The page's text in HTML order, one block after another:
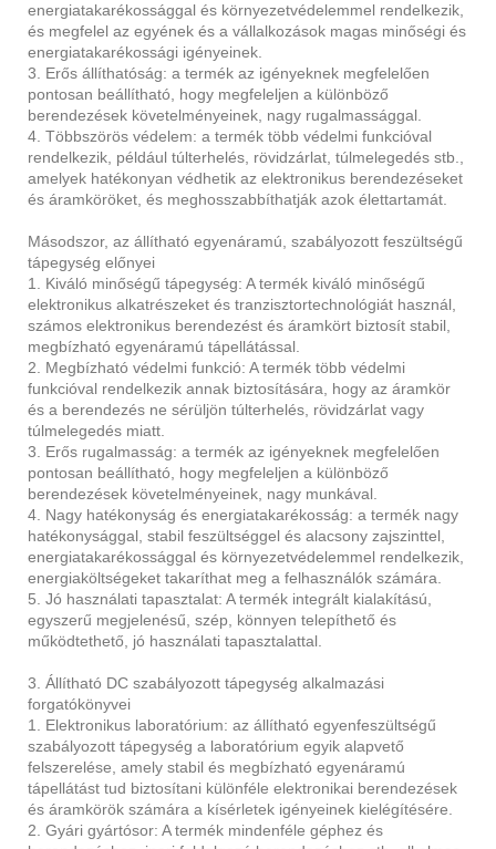
energiatakarékossággal és környezetvédelemmel rendelkezik,
és megfelel az egyének és a vállalkozások magas minőségi és
energiatakarékossági igényeinek.
3. Erős állíthatóság: a termék az igényeknek megfelelően
pontosan beállítható, hogy megfeleljen a különböző
berendezések követelményeinek, nagy rugalmassággal.
4. Többszörös védelem: a termék több védelmi funkcióval
rendelkezik, például túlterhelés, rövidzárlat, túlmelegedés stb.,
amelyek hatékonyan védhetik az elektronikus berendezéseket
és áramköröket, és meghosszabbíthatják azok élettartamát.
Másodszor, az állítható egyenáramú, szabályozott feszültségű
tápegység előnyei
1. Kiváló minőségű tápegység: A termék kiváló minőségű
elektronikus alkatrészeket és tranzisztortechnológiát használ,
számos elektronikus berendezést és áramkört biztosít stabil,
megbízható egyenáramú tápellátással.
2. Megbízható védelmi funkció: A termék több védelmi
funkcióval rendelkezik annak biztosítására, hogy az áramkör
és a berendezés ne sérüljön túlterhelés, rövidzárlat vagy
túlmelegedés miatt.
3. Erős rugalmasság: a termék az igényeknek megfelelően
pontosan beállítható, hogy megfeleljen a különböző
berendezések követelményeinek, nagy munkával.
4. Nagy hatékonyság és energiatakarékosság: a termék nagy
hatékonysággal, stabil feszültséggel és alacsony zajszinttel,
energiatakarékossággal és környezetvédelemmel rendelkezik,
energiaköltségeket takaríthat meg a felhasználók számára.
5. Jó használati tapasztalat: A termék integrált kialakítású,
egyszerű megjelenésű, szép, könnyen telepíthető és
működtethető, jó használati tapasztalattal.
3. Állítható DC szabályozott tápegység alkalmazási
forgatókönyvei
1. Elektronikus laboratórium: az állítható egyenfeszültségű
szabályozott tápegység a laboratórium egyik alapvető
felszerelése, amely stabil és megbízható egyenáramú
tápellátást tud biztosítani különféle elektronikai berendezések
és áramkörök számára a kísérletek igényeinek kielégítésére.
2. Gyári gyártósor: A termék mindenféle géphez és